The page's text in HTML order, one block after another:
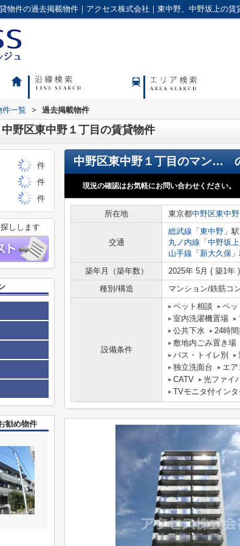
件一覧 > 過去掲載物件
野区東中野１丁目の賃貸物件
中野区東中野１丁目のマンション
現況の確認はお気軽にお問い合わせください。
所在地 東京都中野区東中野
交通
総武線 「 東中野 」
丸ノ内線 「 中野坂上
山手線 「 新大久保
築年月（築年数）
2025年 5月 ( 築1年 )
種別/構造
マンション/鉄筋コ
設備条件
ペット相談 ペッ
室内洗濯機置場
公共下水
24時
敷地内ごみ置き場
バス・トイレ別
独立洗面台
エア
CATV
光ファイ
TVモニタ付イン
件
件
件
しします
勧め物件